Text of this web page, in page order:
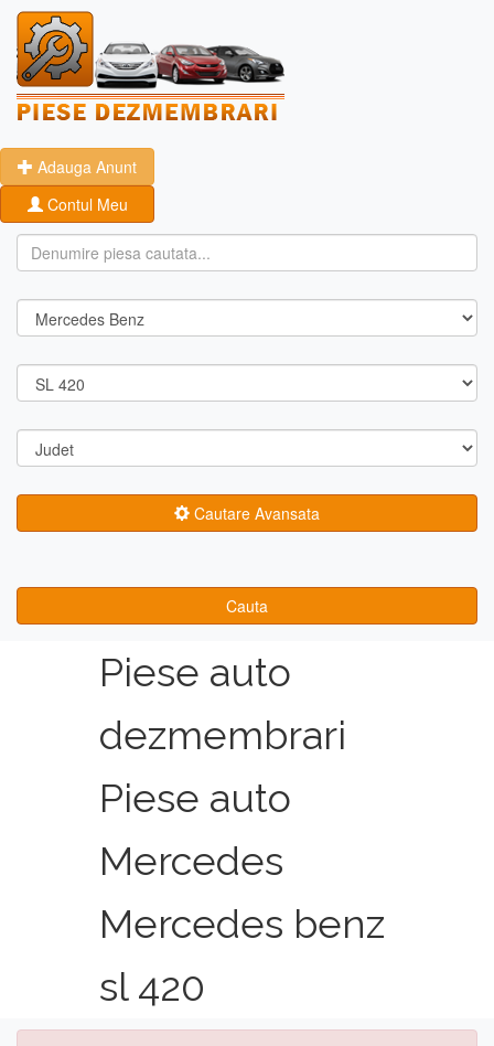
Adauga Anunt
Contul Meu
Cautare Avansata
Cauta
Piese auto
dezmembrari
Piese auto
Mercedes
Mercedes benz
sl 420